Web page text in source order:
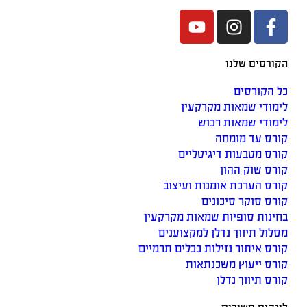
הקורסים שלנו
כל הקורסים
לימודי שמאות מקרקעין
לימודי שמאות רכוש
קורס עד מומחה
קורס מטבעות דיגיטליים
קורס שוק ההון
קורס הערכת אומנות ועיצוב
קורס סוקר סיכונים
בחינות סופיות שמאות מקרקעין
מסלול תיווך נדלן למקצוענים
קורס איתור נזילות בכלים תרמיים
קורס ייעוץ משכנתאות
קורס תיווך נדלן